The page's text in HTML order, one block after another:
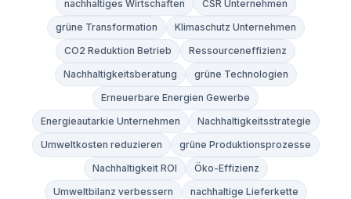
nachhaltiges Wirtschaften
CSR Unternehmen
grüne Transformation
Klimaschutz Unternehmen
CO2 Reduktion Betrieb
Ressourceneffizienz
Nachhaltigkeitsberatung
grüne Technologien
Erneuerbare Energien Gewerbe
Energieautarkie Unternehmen
Nachhaltigkeitsstrategie
Umweltkosten reduzieren
grüne Produktionsprozesse
Nachhaltigkeit ROI
Öko-Effizienz
Umweltbilanz verbessern
nachhaltige Lieferkette